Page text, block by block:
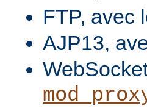
FTP, avec
AJP13,